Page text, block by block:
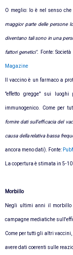
O meglio: lo è nel senso che
maggior parte delle persone
diventano tali sono in una
fattori genetici". Fonte:
Magazine
Il vaccino è un farmaco a
"effetto gregge" sui
immunogenico. Come per
fornire dati sull'efficacia del
causa della relativa bassa
ancora meno dati). Fonte:
La copertura è stimata in 5-10
Morbillo
Negli ultimi anni il morbillo
campagne mediatiche
Come per tutti gli altri
avere dati coerenti sulle